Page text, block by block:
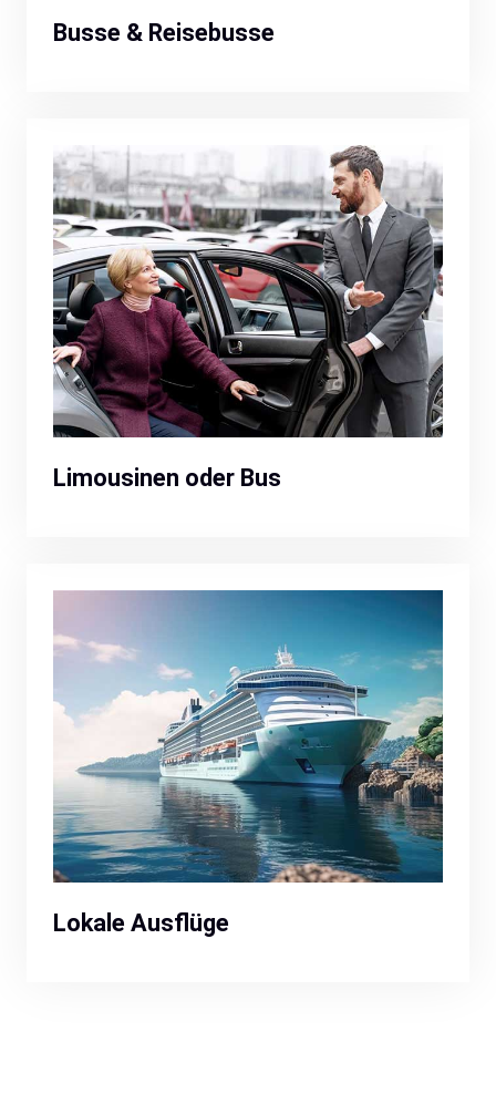
Busse & Reisebusse
Limousinen oder Bus
Lokale Ausflüge